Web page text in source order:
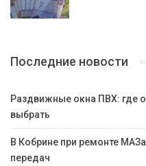
Последние новости
Раздвижные окна ПВХ: где
выбрать
В Кобрине при ремонте
передач